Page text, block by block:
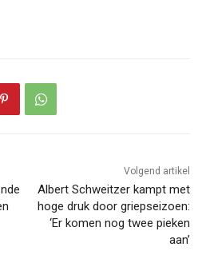
Volgend artikel
Albert Schweitzer kampt met
hoge druk door griepseizoen:
‘Er komen nog twee pieken
aan’